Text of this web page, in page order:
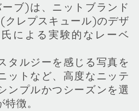
)は、ニットブランド
プスキュール)のデザ
による実験的なレーベ
タルジーを感じる写真を
ットなど、高度なニッテ
ンプルかつシーズンを選
徴。